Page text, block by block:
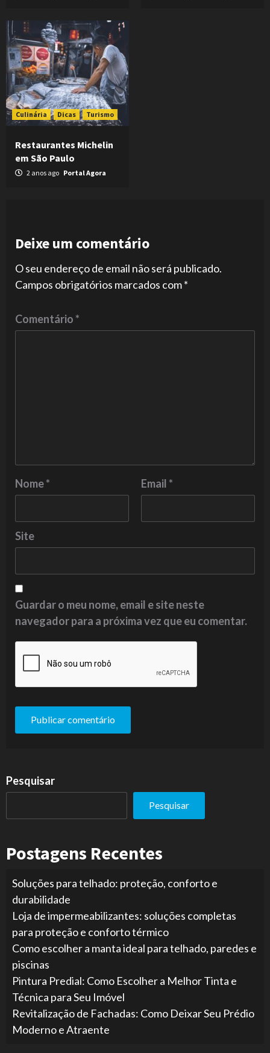
Culinária Dicas Turismo
Restaurantes Michelin
em São Paulo
2 anos ago Portal Agora
Deixe um comentário
O seu endereço de email não será publicado.
Campos obrigatórios marcados com*
Comentário*
Nome* Email*
Site
Guardar o meu nome, email e site neste
navegador para a próxima vez que eu comentar.
Pesquisar
Pesquisar
Postagens Recentes
Soluções para telhado: proteção, conforto e
durabilidade
Loja de impermeabilizantes: soluções completas
para proteção e conforto térmico
Como escolher a manta ideal para telhado, paredes e
piscinas
Pintura Predial: Como Escolher a Melhor Tinta e
Técnica para Seu Imóvel
Revitalização de Fachadas: Como Deixar Seu Prédio
Moderno e Atraente